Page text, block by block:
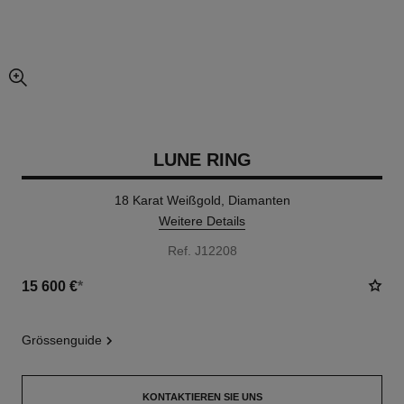
vergrößerter teil des bildes
LUNE RING
18 Karat Weißgold, Diamanten
Weitere Details
Ref. J12208
15 600 €*
grössenguide
KONTAKTIEREN SIE UNS